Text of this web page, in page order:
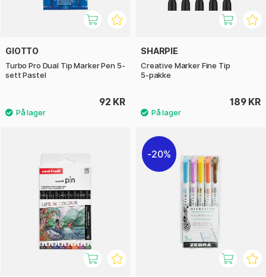
GIOTTO
Turbo Pro Dual Tip Marker Pen 5-
sett Pastel
92 KR
SHARPIE
Creative Marker Fine Tip
5‑pakke
189 KR
20%